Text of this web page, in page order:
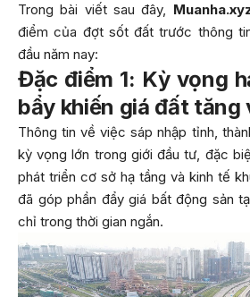
Trong bài viết sau đây,
điểm của đợt sốt đất trước thông
đầu năm nay:
Đặc điểm 1: Kỳ vọng
bẩy khiến giá đất tăng
Thông tin về việc sáp nhập tỉnh,
kỳ vọng lớn trong giới đầu tư, đặc
phát triển cơ sở hạ tầng và kinh tế
đã góp phần đẩy giá bất động sản
chỉ trong thời gian ngắn.